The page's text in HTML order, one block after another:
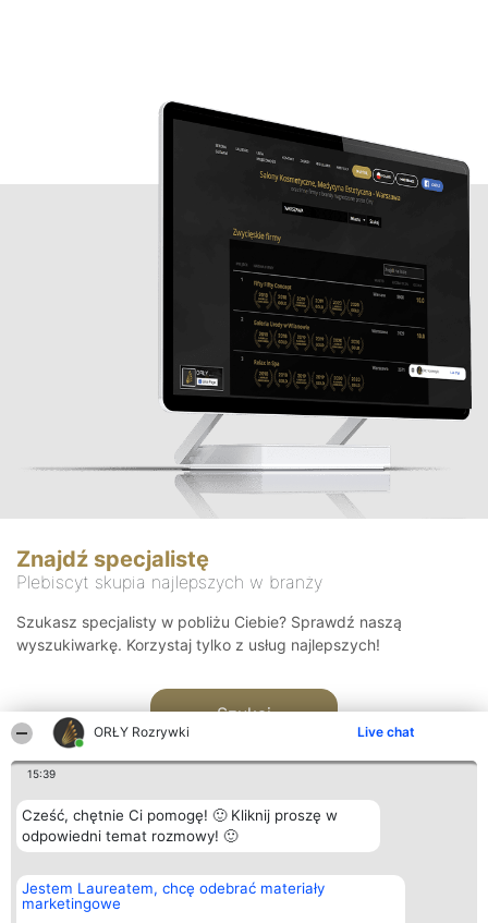
ORŁY Rozrywki Live chat
15:39
Cześć, chętnie Ci pomogę! 🙂 Kliknij proszę w
odpowiedni temat rozmowy! 🙂
Jestem Laureatem, chcę odebrać materiały
marketingowe
Znajdź specjalistę
Plebiscyt skupia najlepszych w branży
Szukasz specjalisty w pobliżu Ciebie? Sprawdź naszą
wyszukiwarkę. Korzystaj tylko z usług najlepszych!
Szukaj
Organizator plebiscytu
Bright Side Solutions sp. z o.
o. sp. k.
Plebiscyt
Laureaci
Kontakt
Kontakt